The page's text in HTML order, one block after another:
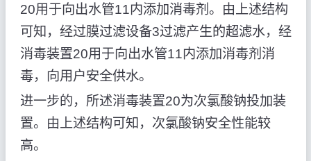
20用于向出水管11内添加消毒剂。由上述结构
可知，经过膜过滤设备3过滤产生的超滤水，经
消毒装置20用于向出水管11内添加消毒剂消
毒，向用户安全供水。
进一步的，所述消毒装置20为次氯酸钠投加装
置。由上述结构可知，次氯酸钠安全性能较
高。